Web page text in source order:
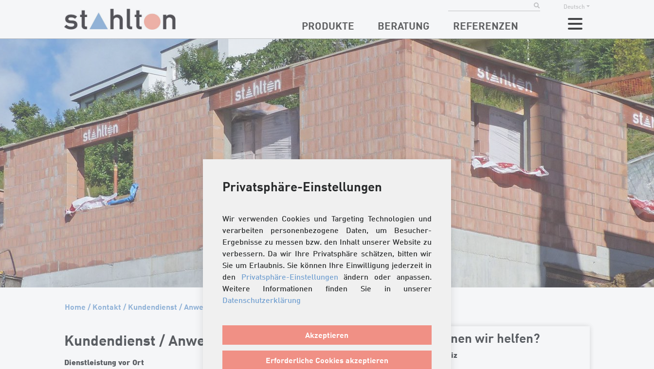
Privatsphäre-Einstellungen
Wir verwenden Cookies und Targeting Technologien und
verarbeiten personenbezogene Daten, um Besucher-
Ergebnisse zu messen bzw. den Inhalt unserer Website zu
verbessern. Da wir Ihre Privatsphäre schätzen, bitten wir
Sie um Erlaubnis. Sie können Ihre Einwilligung jederzeit in
den Privatsphäre-Einstellungen ändern oder anpassen.
Weitere Informationen finden Sie in unserer
Datenschutzerklärung
Akzeptieren
Erforderliche Cookies akzeptieren
Deutsch
PRODUKTE BERATUNG REFERENZEN
Home /Kontakt /Kundendienst / Anwendungstechnik
Kundendienst / Anwendungstechnik
Dienstleistung vor Ort
Können wir helfen?
Schweiz